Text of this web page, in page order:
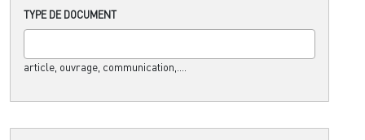
TYPE DE DOCUMENT
article, ouvrage, communication,....